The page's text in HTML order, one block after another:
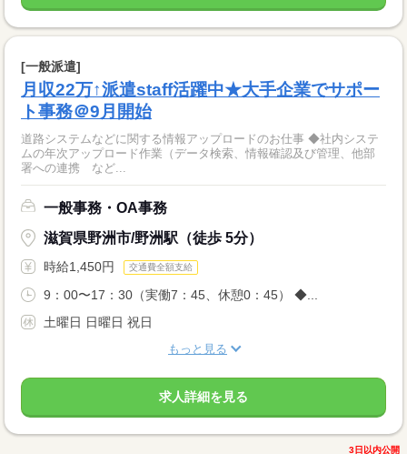
[一般派遣]
月収22万↑派遣staff活躍中★大手企業でサポー
ト事務＠9月開始
道路システムなどに関する情報アップロードのお仕事 ◆社内システ
ムの年次アップロード作業（データ検索、情報確認及び管理、他部
署への連携 など...
一般事務・OA事務
滋賀県野洲市/野洲駅（徒歩 5分）
時給1,450円 交通費全額支給
9：00〜17：30（実働7：45、休憩0：45） ◆...
土曜日 日曜日 祝日
もっと見る
求人詳細を見る
3日以内公開